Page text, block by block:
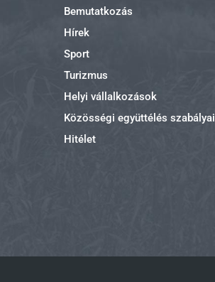
Bemutatkozás
Hírek
Sport
Turizmus
Helyi vállalkozások
Közösségi együttélés szabályai
Hitélet